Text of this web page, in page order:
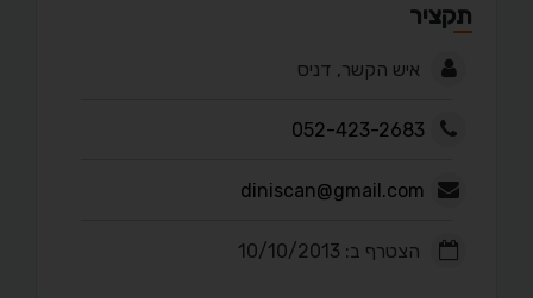
תקציר
איש הקשר, דניס
052-423-2683
diniscan@gmail.com
הצטרף ב: 10/10/2013